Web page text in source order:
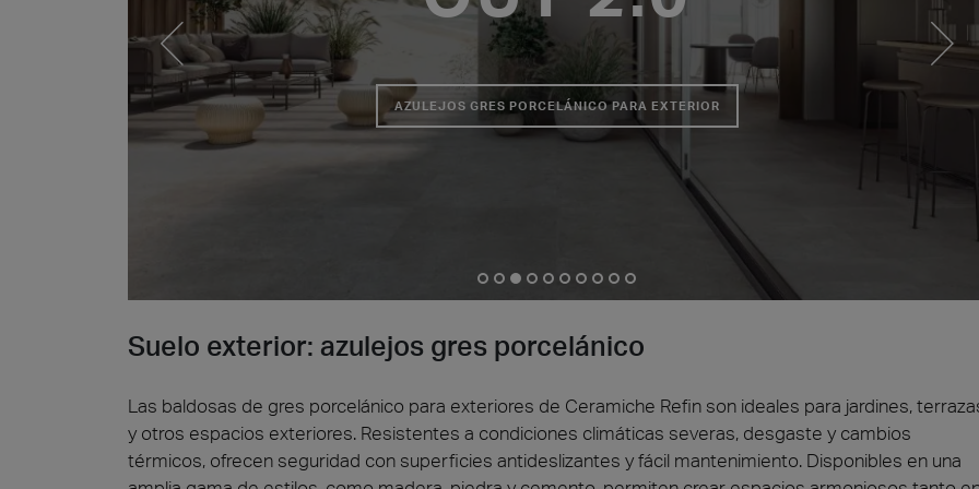
Madera
AZULEJOS GRES PORCELÁNICO PARA EXTERIOR
Suelo exterior: azulejos gres porcelánico
Las baldosas de gres porcelánico para exteriores de Ceramiche Refin son ideales para jardines,
y otros espacios exteriores. Resistentes a condiciones climáticas severas, desgaste y cambios
térmicos, ofrecen seguridad con superficies antideslizantes y fácil mantenimiento. Disponibles en una